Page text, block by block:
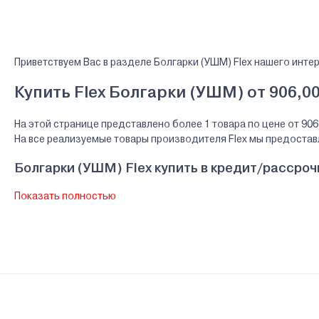
Приветствуем Вас в разделе Болгарки (УШМ) Flex нашего
Купить Flex Болгарки (УШМ) от
На этой странице представлено более 1 товара по цене от
На все реализуемые товары производителя Flex мы
Болгарки (УШМ) Flex купить в кредит/
В нашем интернет-магазине Вы можете приобристи товары
Производитель Flex - Производитель: Флекс-
Показать полностью